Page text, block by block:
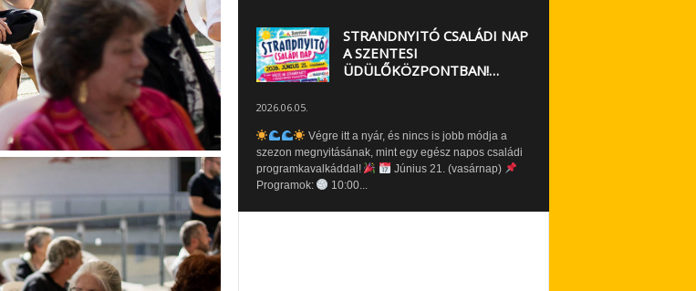
STRANDNYITÓ CSALÁDI NAP
A SZENTESI
ÜDÜLŐKÖZPONTBAN!…
2026.06.05.
Végre itt a nyár, és nincs is jobb módja a
szezon megnyitásának, mint egy egész napos családi
programkavalkáddal!
Június 21. (vasárnap)
Programok:
10:00...